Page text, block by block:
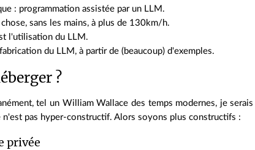
: programmation assistée par un LLM.
sans les mains, à plus de 130km/h.
l'utilisation du LLM.
du LLM, à partir de (beaucoup) d'exemples.
?
tel un William Wallace des temps modernes, je
n'est pas hyper-constructif. Alors soyons plus constructifs :
privée